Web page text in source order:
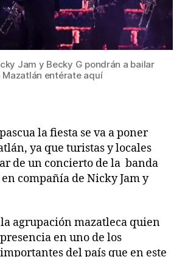
Jam y Becky G pondrán a bailar
Mazatlán entérate aquí
la fiesta se va a poner
ya que turistas y locales
de un concierto de la banda
compañía de Nicky Jam y
agrupación mazatleca quien
en uno de los
del país que en este